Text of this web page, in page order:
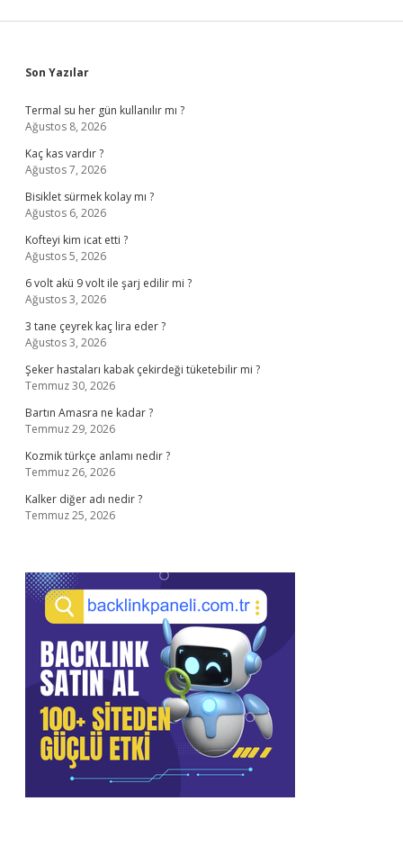
Sidebar
Son Yazılar
Termal su her gün kullanılır mı ?
Ağustos 8, 2026
Kaç kas vardır ?
Ağustos 7, 2026
Bisiklet sürmek kolay mı ?
Ağustos 6, 2026
Kofteyi kim icat etti ?
Ağustos 5, 2026
6 volt akü 9 volt ile şarj edilir mi ?
Ağustos 3, 2026
3 tane çeyrek kaç lira eder ?
Ağustos 3, 2026
Şeker hastaları kabak çekirdeği tüketebilir mi ?
Temmuz 30, 2026
Bartın Amasra ne kadar ?
Temmuz 29, 2026
Kozmik türkçe anlamı nedir ?
Temmuz 26, 2026
Kalker diğer adı nedir ?
Temmuz 25, 2026